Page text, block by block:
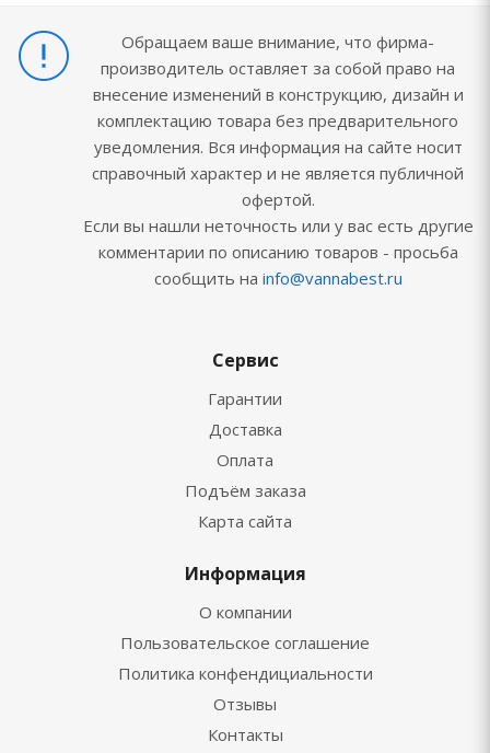
Обращаем ваше внимание, что фирма-
производитель оставляет за собой право на
внесение изменений в конструкцию, дизайн и
комплектацию товара без предварительного
уведомления. Вся информация на сайте носит
справочный характер и не является публичной
офертой.
Если вы нашли неточность или у вас есть другие
комментарии по описанию товаров - просьба
сообщить на info@vannabest.ru
Сервис
Гарантии
Доставка
Оплата
Подъём заказа
Карта сайта
Информация
О компании
Пользовательское соглашение
Политика конфендициальности
Отзывы
Контакты